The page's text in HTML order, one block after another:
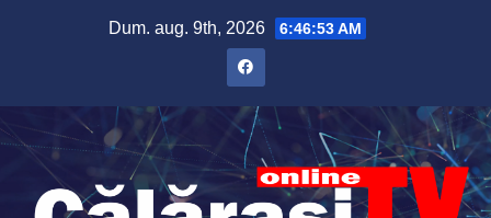
Dum. aug. 9th, 2026 6:46:54 AM